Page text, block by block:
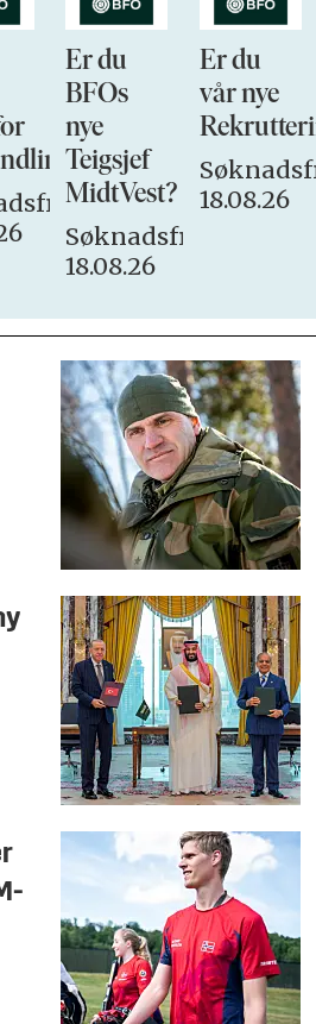
Er du
BFOs
nye
Teigsjef
MidtVest?
Søknadsfrist:
18.08.26
Er du
vår nye
18.08.26